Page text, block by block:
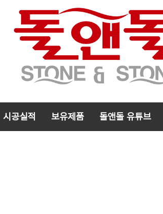
시공실적 보유제품 돌앤돌 유튜브